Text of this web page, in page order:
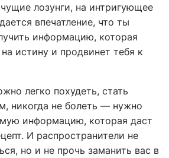
лозунги, на интригующее
впечатление, что ты
информацию, которая
истину и продвинет тебя к
легко похудеть, стать
никогда не болеть — нужно
информацию, которая даст
И распространители не
но и не прочь заманить вас в